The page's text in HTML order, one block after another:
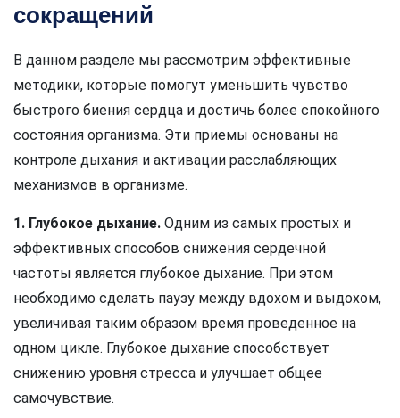
сокращений
В данном разделе мы рассмотрим эффективные
методики, которые помогут уменьшить чувство
быстрого биения сердца и достичь более спокойного
состояния организма. Эти приемы основаны на
контроле дыхания и активации расслабляющих
механизмов в организме.
1. Глубокое дыхание. Одним из самых простых и
эффективных способов снижения сердечной
частоты является глубокое дыхание. При этом
необходимо сделать паузу между вдохом и выдохом,
увеличивая таким образом время проведенное на
одном цикле. Глубокое дыхание способствует
снижению уровня стресса и улучшает общее
самочувствие.